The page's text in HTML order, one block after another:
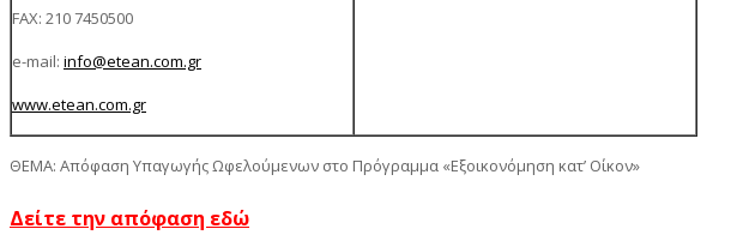
FAX: 210 7450500
e-mail: info@etean.com.gr
www.etean.com.gr
ΘΕΜΑ: Απόφαση Υπαγωγής Ωφελούμενων στο Πρόγραμμα «Εξοικονόμηση κατ’ Οίκον»
Δείτε την απόφαση εδώ